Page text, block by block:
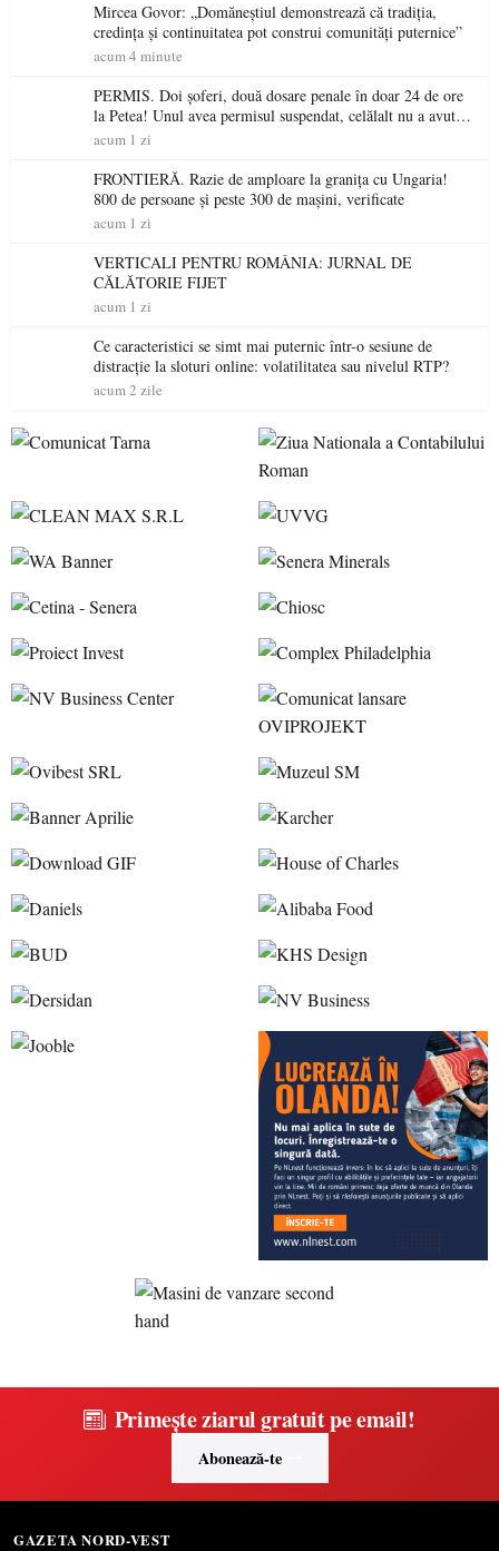
Mircea Govor: „Domăneștiul demonstrează că tradiția,
credința și continuitatea pot construi comunități puternice”
acum 4 minute
PERMIS. Doi șoferi, două dosare penale în doar 24 de ore
la Petea! Unul avea permisul suspendat, celălalt nu a avut
niciodată permis
acum 1 zi
FRONTIERĂ. Razie de amploare la granița cu Ungaria!
800 de persoane și peste 300 de mașini, verificate
acum 1 zi
VERTICALI PENTRU ROMÂNIA: JURNAL DE
CĂLĂTORIE FIJET
acum 1 zi
Ce caracteristici se simt mai puternic într-o sesiune de
distracție la sloturi online: volatilitatea sau nivelul RTP?
acum 2 zile
Primește ziarul gratuit pe email!
Abonează-te
GAZETA NORD-VEST